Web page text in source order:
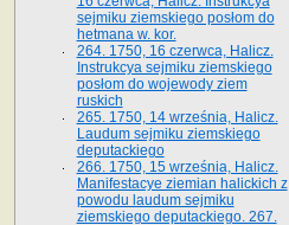
sejmiku ziemskiego posłom do
hetmana w. kor.
264. 1750, 16 czerwca, Halicz.
Instrukcya sejmiku ziemskiego
posłom do wojewody ziem
ruskich
265. 1750, 14 września, Halicz.
Laudum sejmiku ziemskiego
deputackiego
266. 1750, 15 września, Halicz.
Manifestacye ziemian halickich z
powodu laudum sejmiku
ziemskiego deputackiego. 267.